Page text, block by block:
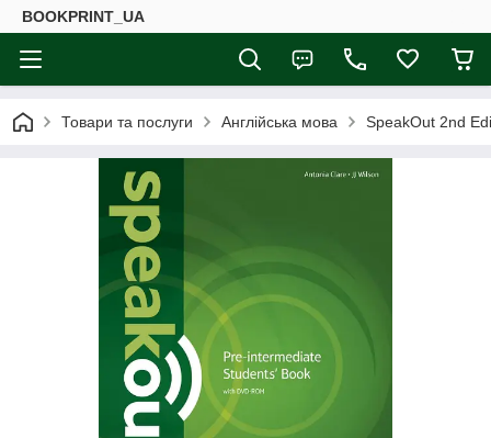
BOOKPRINT_UA
Товари та послуги Англійська мова SpeakOut 2nd